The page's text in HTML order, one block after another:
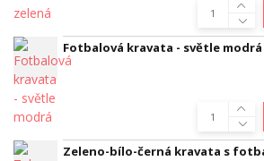
Fotbalová kravata - světle modrá
Zeleno-bílo-černá kravata s